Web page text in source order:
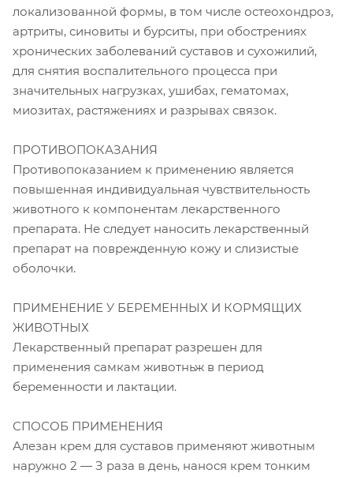
локализованной формы, в том числе остеохондроз,
артриты, синовиты и бурситы, при обострениях
хронических заболеваний суставов и сухожилий,
для снятия воспалительного процесса при
значительных нагрузках, ушибах, гематомах,
миозитах, растяжениях и разрывах связок.
ПРОТИВОПОКАЗАНИЯ
Противопоказанием к применению является
повышенная индивидуальная чувствительность
животного к компонентам лекарственного
препарата. Не следует наносить лекарственный
препарат на поврежденную кожу и слизистые
оболочки.
ПРИМЕНЕНИЕ У БЕРЕМЕННЫХ И КОРМЯЩИХ
ЖИВОТНЫХ
Лекарственный препарат разрешен для
применения самкам животньж в период
беременности и лактации.
СПОСОБ ПРИМЕНЕНИЯ
Алезан крем для суставов применяют животным
наружно 2 — З раза в день, нанося крем тонким